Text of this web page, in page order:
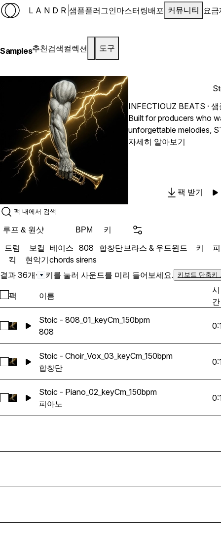
LANDR 샘플플러그인마스터링배포 커뮤니티 요금
Samples추천검색컬렉션 도구
INFECTIOUZ BEATS ·
Built for producers who
unforgettable melodies,
pack loaded with
commanding.
자세히 알아보기
팩 받기
루프 & 원샷 BPM 키
드럼 보컬 베이스 808 합창단브라스 & 우드윈드 키
킥
현악기chords sirens
결과 36개· 키를 눌러 사운드를 미리 들어보세요. 키보드 단축키
팩 이름
시
간
Stoic - 808_01_keyCm_150bpm 선택
Stoic - 808_01_keyCm_150bpm
808
Stoic - Choir_Vox_03_keyCm_150bpm 선택
Stoic - Choir_Vox_03_keyCm_150bpm
합창단
Stoic - Piano_02_keyCm_150bpm 선택
Stoic - Piano_02_keyCm_150bpm
피아노